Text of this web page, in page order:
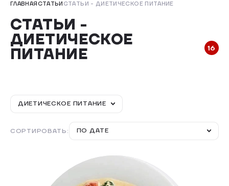
ГЛАВНАЯСТАТЬИ СТАТЬИ - ДИЕТИЧЕСКОЕ ПИТАНИЕ
СТАТЬИ -
ДИЕТИЧЕСКОЕ
ПИТАНИЕ 16
ДИЕТИЧЕСКОЕ ПИТАНИЕ
СОРТИРОВАТЬ: ПО ДАТЕ